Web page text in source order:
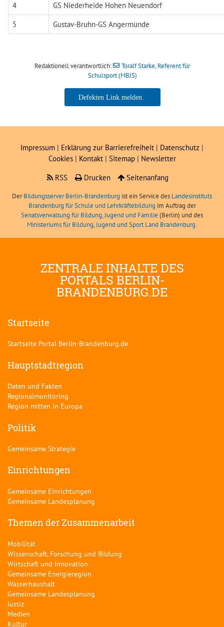
4
GS Niederheide Hohen Neuendorf
5
Gustav-Bruhn-GS Angermünde
Redaktionell verantwortlich:
Toralf Starke, Referent für
Schulsport (MBJS)
Toralf Starke, Referent für
Impressum | Erklärung zur Barrierefreiheit | Datenschutz |
Cookies| Kontakt | Sitemap| Newsletter
RSS
Drucken Seitenanfang
DerBildungsserver Berlin-Brandenburg ist ein Service des Landesinstituts
Brandenburg für Schule und Lehrkräftebildung im Auftrag der
Senatsverwaltung für Bildung, Jugend und Familie (Berlin) und des
Ministeriums für Bildung, Jugend und Sport Land Brandenburg.
ZENTRALE INHALTE DES
PORTALS BERLIN-
BRANDENBURG.DE
Startseite
Startseite Portal Berlin-Brandenburg.de
Hauptstadtregion
Daten und Fakten
Regionalmonitoring
Region mitten in Europa
Politik
Gemeinsame Strategie
Einrichtungen
Gemeinsame Einrichtungen
Gemeinsame Landesplanung
Themen der Zusammenarbeit
Mobilität
Wissenschaft, Forschung und Bildung
Wirtschaft und Innovation
Gemeinsame Energieregion
Wasserhaushalt
Gemeinsame Landesplanung
Justiz
Medien
Kultur